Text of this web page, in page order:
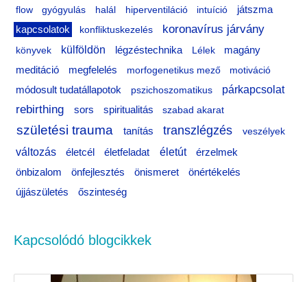
f
o
flow
gyógyulás halál hiperventiláció intuíció
játszma
kapcsolatok
konfliktuskezelés koronavírus járvány
könyvek külföldön légzéstechnika Lélek magány
meditáció megfelelés morfogenetikus mező motiváció
módosult tudatállapotok pszichoszomatikus párkapcsolat
rebirthing sors spiritualitás szabad akarat
születési trauma tanítás transzlégzés veszélyek
változás életcél életfeladat életút
érzelmek
önbizalom
önfejlesztés önismeret
önértékelés
újjászületés
őszinteség
Kapcsolódó blogcikkek